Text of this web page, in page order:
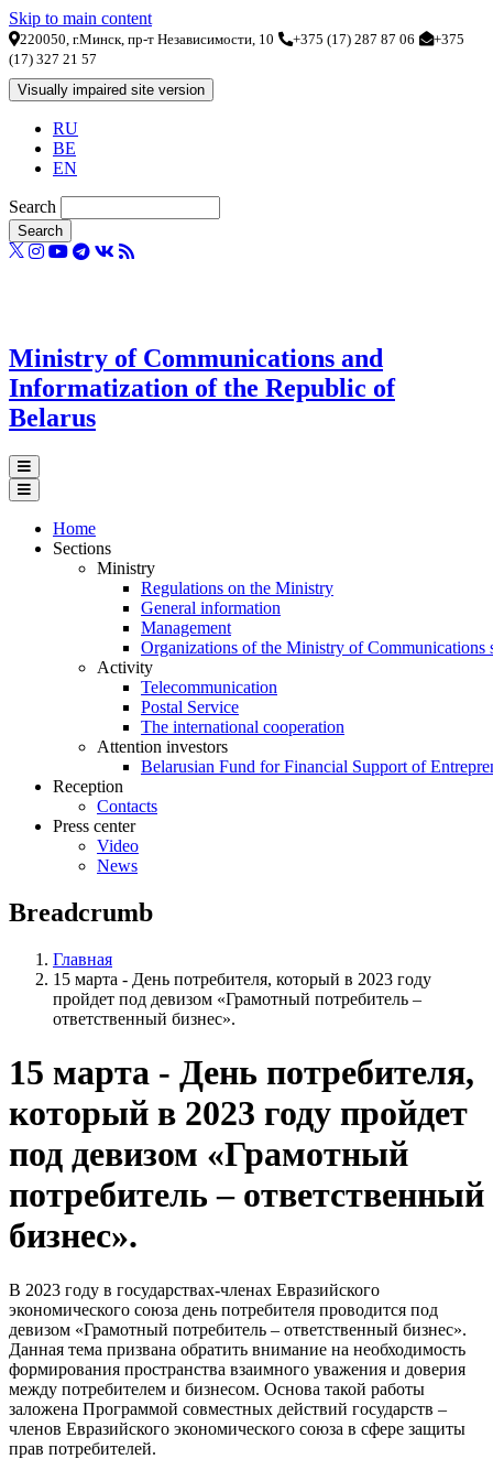
Skip to main content
220050, г.Минск, пр-т Независимости, 10 +375 (17) 287 87 06
+375
(17) 327 21 57
RU
BE
EN
Search
Ministry of Communications and
Informatization of the Republic of
Belarus
Home
Sections
Ministry
Regulations on the Ministry
General information
Management
Organizations of the Ministry of Communications
Activity
Telecommunication
Postal Service
The international cooperation
Attention investors
Belarusian Fund for Financial Support of
Reception
Contacts
Press center
Video
News
Breadcrumb
Главная
15 марта - День потребителя, который в 2023 году
пройдет под девизом «Грамотный потребитель –
ответственный бизнес».
15 марта - День потребителя,
который в 2023 году пройдет
под девизом «Грамотный
потребитель – ответственный
бизнес».
В 2023 году в государствах-членах Евразийского
экономического союза день потребителя проводится под
девизом «Грамотный потребитель – ответственный бизнес».
Данная тема призвана обратить внимание на необходимость
формирования пространства взаимного уважения и доверия
между потребителем и бизнесом. Основа такой работы
заложена Программой совместных действий государств –
членов Евразийского экономического союза в сфере защиты
прав потребителей.